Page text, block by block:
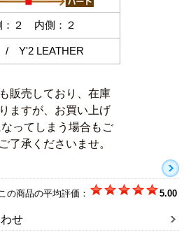
２ 内側：２
Y'2 LEATHER
販売しており、在庫
ますが、お買い上げ
ってしまう場合もご
了承くださいませ。
の商品の平均評価： 5.00
せ